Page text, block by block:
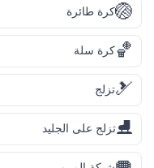
🏐كرة طائرة
🏀كرة سلة
🎿تزلج
⛸️تزلج على الجليد